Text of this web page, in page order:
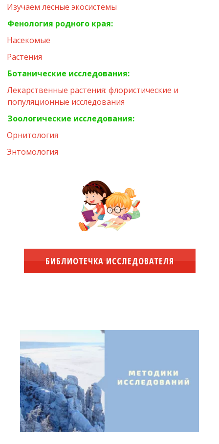
Изучаем лесные экосистемы
Фенология родного края:
Насекомые
Растения
Ботанические исследования:
Лекарственные растения: флористические и
популяционные исследования
Зоологические исследования:
Орнитология
Энтомология
БИБЛИОТЕЧКА ИССЛЕДОВАТЕЛЯ